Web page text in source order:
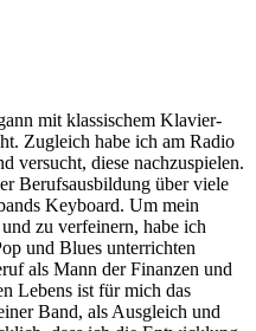
mit klassischem Klavier-
Zugleich habe ich am Radio
versucht, diese nachzuspielen.
Berufsausbildung über viele
Keyboard. Um mein
zu verfeinern, habe ich
und Blues unterrichten
als Mann der Finanzen und
Lebens ist für mich das
Band, als Ausgleich und